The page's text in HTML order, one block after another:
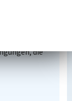
freien
die